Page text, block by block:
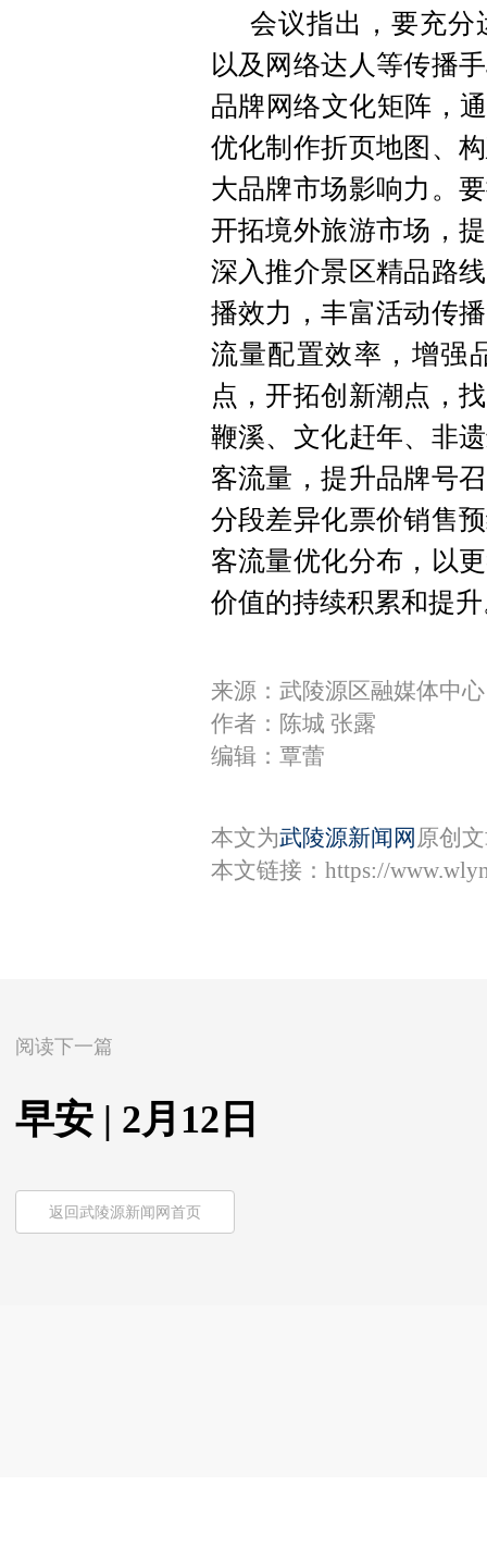
会议指出，要充分
以及网络达人等传播
品牌网络文化矩阵，
优化制作折页地图、
大品牌市场影响力。
开拓境外旅游市场，
深入推介景区精品路
播效力，丰富活动传
流量配置效率，增强
点，开拓创新潮点，
鞭溪、文化赶年、非
客流量，提升品牌号
分段差异化票价销售
客流量优化分布，以
价值的持续积累和提
来源：​武陵源区融媒体中心
作者：陈城 张露
编辑：覃蕾
本文为武陵源新闻网 原创
本文链接： https://
阅读下一篇
早安 | 2月12日
返回武陵源新闻网首页